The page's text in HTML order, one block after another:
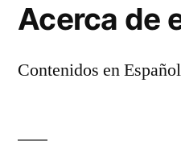
Acerca de
Contenidos en